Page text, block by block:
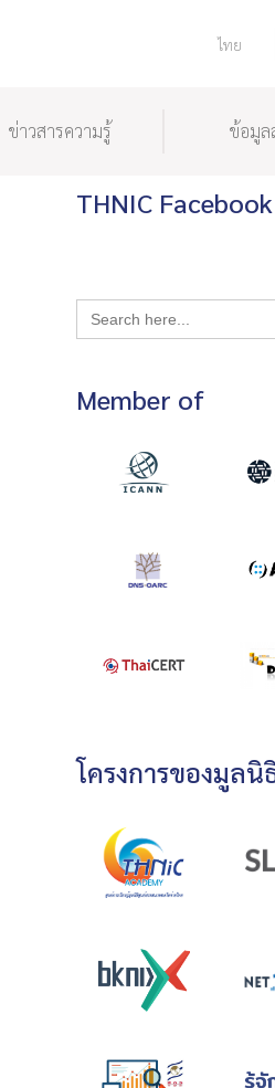
ไทย
ข่าวสารความรู้ ข้อมูล
THNIC
Search
for:
Member of
โครงการของมูลนิ